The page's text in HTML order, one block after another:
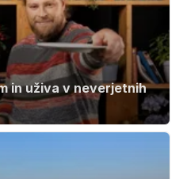
in uživa v neverjetnih